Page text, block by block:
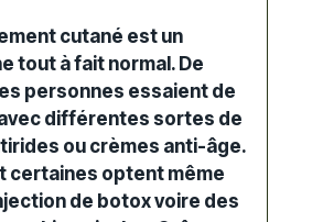
cutané est un
tout à fait normal. De
personnes essaient de
différentes sortes de
ou crèmes anti-âge.
certaines optent même
de botox voire des